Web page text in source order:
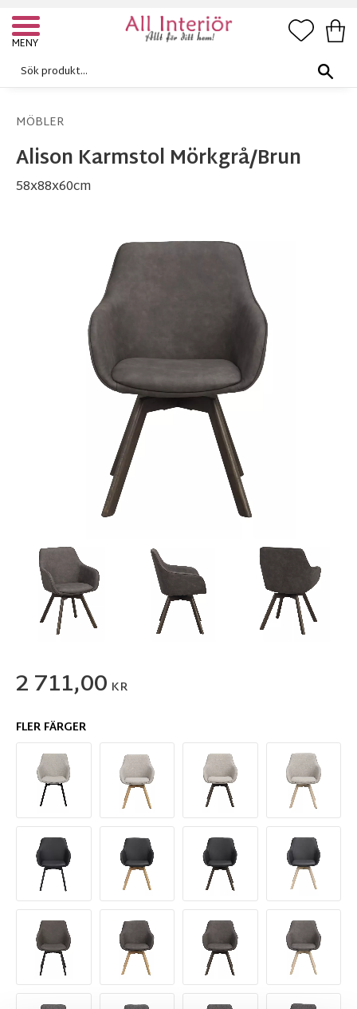
Meny
MÖBLER
Alison Karmstol Mörkgrå/Brun
58x88x60cm
2 711,00 KR
FLER FÄRGER